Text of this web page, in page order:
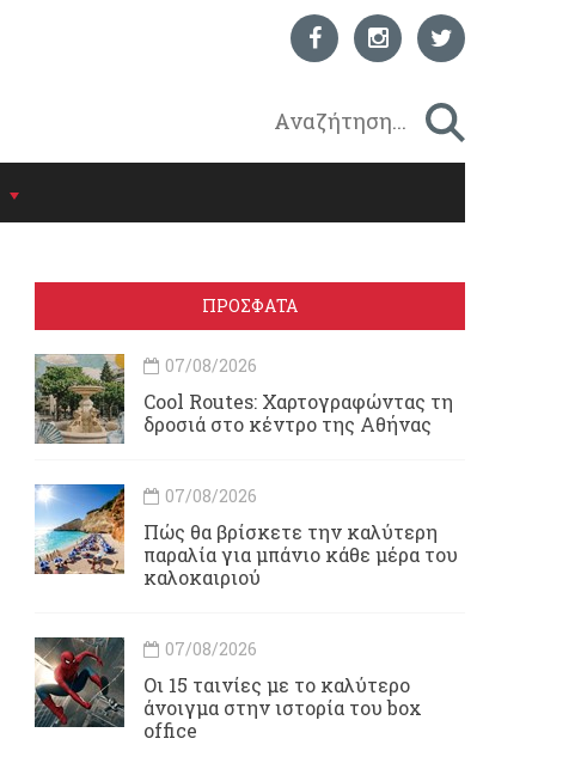
ΠΡΟΣΦΑΤΑ
07/08/2026
Cool Routes: Χαρτογραφώντας τη
δροσιά στο κέντρο της Αθήνας
07/08/2026
Πώς θα βρίσκετε την καλύτερη
παραλία για μπάνιο κάθε μέρα του
καλοκαιριού
07/08/2026
Οι 15 ταινίες με το καλύτερο
άνοιγμα στην ιστορία του box
office